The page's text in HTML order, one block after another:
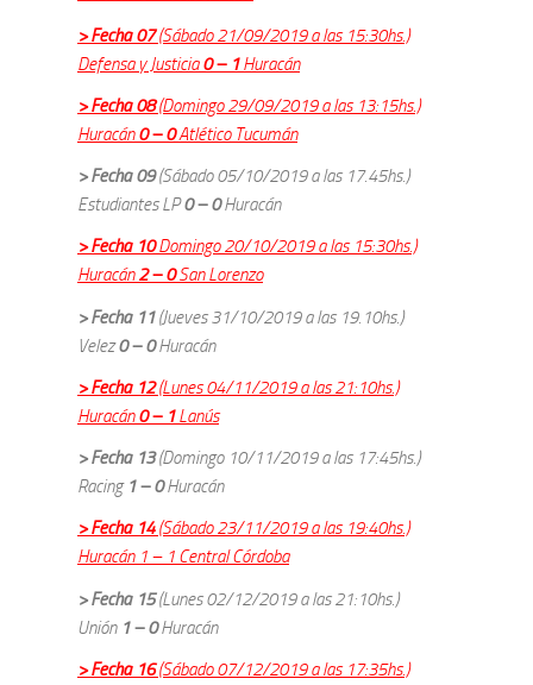
> Fecha 07(Sábado 21/09/2019 a las 15:30hs.)
Defensa y Justicia0 – 1Huracán
> Fecha 08(Domingo 29/09/2019 a las 13:15hs.)
Huracán0 – 0Atlético Tucumán
> Fecha 09(Sábado 05/10/2019 a las 17.45hs.)
Estudiantes LP0 – 0Huracán
> Fecha 10Domingo 20/10/2019 a las 15:30hs.)
Huracán2 – 0San Lorenzo
> Fecha 11(Jueves 31/10/2019 a las 19.10hs.)
Velez0 – 0Huracán
> Fecha 12(Lunes 04/11/2019 a las 21:10hs.)
Huracán0 – 1Lanús
> Fecha 13(Domingo 10/11/2019 a las 17:45hs.)
Racing1 – 0Huracán
> Fecha 14(Sábado 23/11/2019 a las 19:40hs.)
Huracán 1 – 1 Central Córdoba
> Fecha 15(Lunes 02/12/2019 a las 21:10hs.)
Unión 1 – 0Huracán
> Fecha 16(Sábado 07/12/2019 a las 17:35hs.)